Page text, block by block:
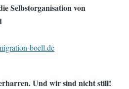
Selbstorganisation von
boell.de
Und wir sind nicht still!